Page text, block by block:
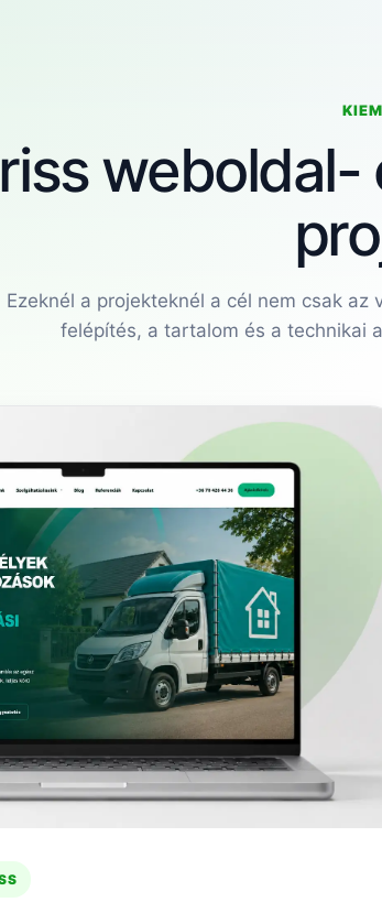
weboldal-
Ezeknél a projekteknél a cél nem csak
felépítés, a tartalom és a technikai